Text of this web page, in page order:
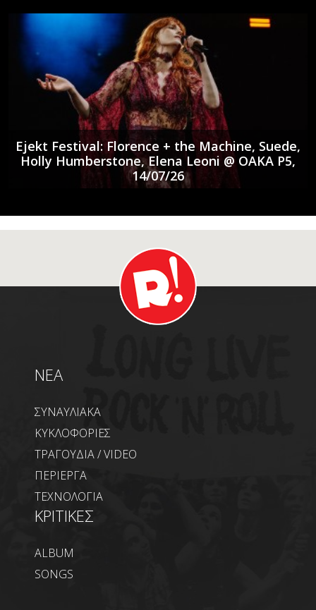
Ejekt Festival: Florence + the Machine, Suede,
Holly Humberstone, Elena Leoni @ ΟΑΚΑ P5,
14/07/26
NEA
ΣΥΝΑΥΛΙΑΚΑ
ΚΥΚΛΟΦΟΡΙΕΣ
ΤΡΑΓΟΥΔΙΑ / VIDEO
ΠΕΡΙΕΡΓΑ
ΤΕΧΝΟΛΟΓΙΑ
ΚΡΙΤΙΚΕΣ
ALBUM
SONGS